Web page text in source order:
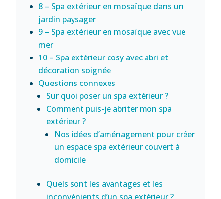
8 – Spa extérieur en mosaïque dans un
jardin paysager
9 – Spa extérieur en mosaïque avec vue
mer
10 – Spa extérieur cosy avec abri et
décoration soignée
Questions connexes
Sur quoi poser un spa extérieur ?
Comment puis-je abriter mon spa
extérieur ?
Nos idées d’aménagement pour créer
un espace spa extérieur couvert à
domicile
Quels sont les avantages et les
inconvénients d’un spa extérieur ?